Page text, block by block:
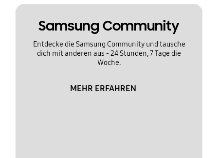
Samsung Community
Entdecke die Samsung Community und tausche
dich mit anderen aus - 24 Stunden, 7 Tage die
Woche.
MEHR ERFAHREN